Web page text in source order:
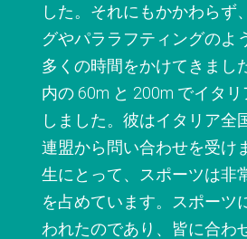
した。それにもかかわらず
グやパララフティングのよ
多くの時間をかけてきまし
内の 60m と 200m でイタ
しました。彼はイタリア全
連盟から問い合わせを受け
生にとって、スポーツは非
を占めています。スポーツ
われたのであり、皆に合わ